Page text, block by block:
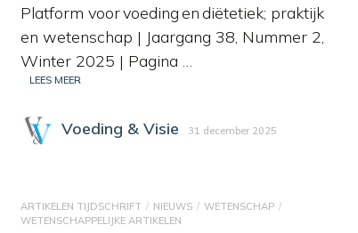
Platform voor voeding en diëtetiek; praktijk
en wetenschap | Jaargang 38, Nummer 2,
Winter 2025 | Pagina …
LEES MEER
Voeding & Visie 31 december 2025
ARTIKELEN TIJDSCHRIFT NIEUWS
WETENSCHAP
WETENSCHAPPELIJKE ARTIKELEN